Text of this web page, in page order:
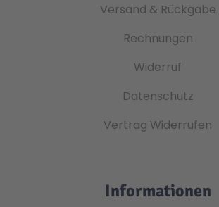
Versand & Rückgabe
Rechnungen
Widerruf
Datenschutz
Vertrag Widerrufen
Informationen